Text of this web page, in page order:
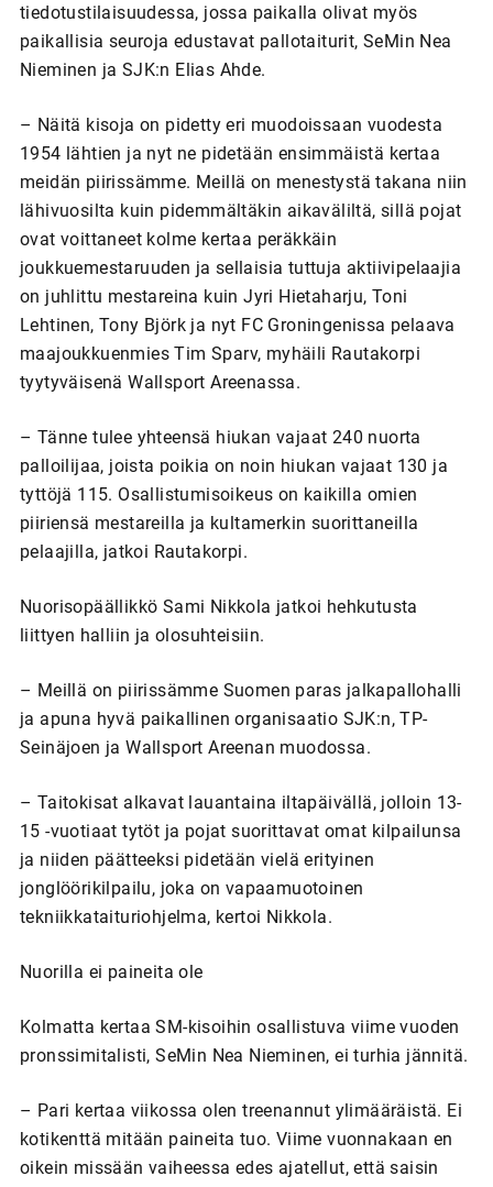
tiedotustilaisuudessa, jossa paikalla olivat myös
paikallisia seuroja edustavat pallotaiturit, SeMin Nea
Nieminen ja SJK:n Elias Ahde.
– Näitä kisoja on pidetty eri muodoissaan vuodesta
1954 lähtien ja nyt ne pidetään ensimmäistä kertaa
meidän piirissämme. Meillä on menestystä takana niin
lähivuosilta kuin pidemmältäkin aikaväliltä, sillä pojat
ovat voittaneet kolme kertaa peräkkäin
joukkuemestaruuden ja sellaisia tuttuja aktiivipelaajia
on juhlittu mestareina kuin Jyri Hietaharju, Toni
Lehtinen, Tony Björk ja nyt FC Groningenissa pelaava
maajoukkuenmies Tim Sparv, myhäili Rautakorpi
tyytyväisenä Wallsport Areenassa.
– Tänne tulee yhteensä hiukan vajaat 240 nuorta
palloilijaa, joista poikia on noin hiukan vajaat 130 ja
tyttöjä 115. Osallistumisoikeus on kaikilla omien
piiriensä mestareilla ja kultamerkin suorittaneilla
pelaajilla, jatkoi Rautakorpi.
Nuorisopäällikkö Sami Nikkola jatkoi hehkutusta
liittyen halliin ja olosuhteisiin.
– Meillä on piirissämme Suomen paras jalkapallohalli
ja apuna hyvä paikallinen organisaatio SJK:n, TP-
Seinäjoen ja Wallsport Areenan muodossa.
– Taitokisat alkavat lauantaina iltapäivällä, jolloin 13-
15 -vuotiaat tytöt ja pojat suorittavat omat kilpailunsa
ja niiden päätteeksi pidetään vielä erityinen
jonglöörikilpailu, joka on vapaamuotoinen
tekniikkataituriohjelma, kertoi Nikkola.
Nuorilla ei paineita ole
Kolmatta kertaa SM-kisoihin osallistuva viime vuoden
pronssimitalisti, SeMin Nea Nieminen, ei turhia jännitä.
– Pari kertaa viikossa olen treenannut ylimääräistä. Ei
kotikenttä mitään paineita tuo. Viime vuonnakaan en
oikein missään vaiheessa edes ajatellut, että saisin